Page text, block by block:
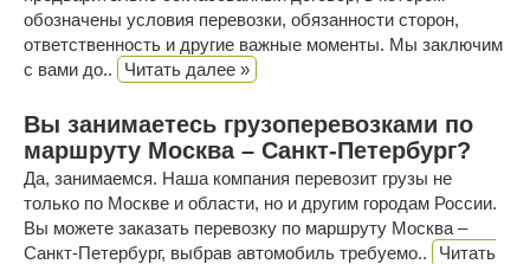
обозначены условия перевозки, обязанности сторон,
ответственность и другие важные моменты. Мы заключим
с вами до..
Читать далее »
Вы занимаетесь грузоперевозками по
маршруту Москва – Санкт-Петербург?
Да, занимаемся. Наша компания перевозит грузы не
только по Москве и области, но и другим городам России.
Вы можете заказать перевозку по маршруту Москва –
Санкт-Петербург, выбрав автомобиль требуемо..
Читать